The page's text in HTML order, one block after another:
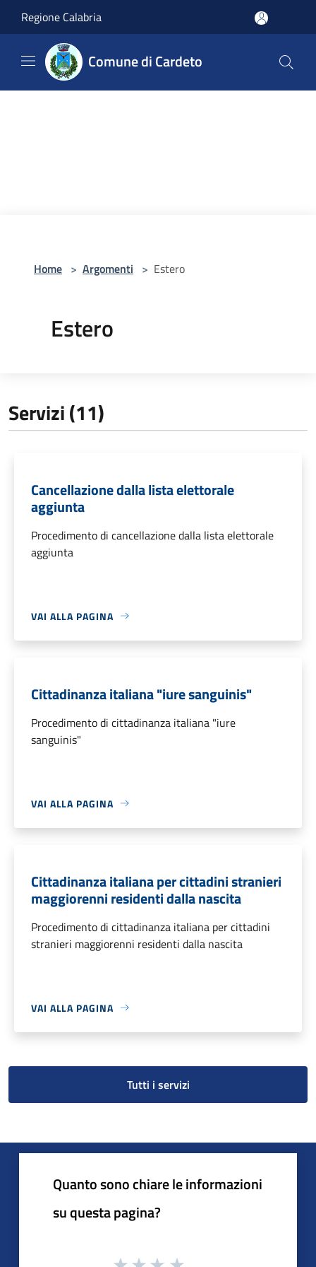
Regione Calabria
Comune di Cardeto
Home > Argomenti > Estero
Estero
Servizi (11)
Cancellazione dalla lista elettorale
aggiunta
Procedimento di cancellazione dalla lista elettorale
aggiunta
VAI ALLA PAGINA
Cittadinanza italiana "iure sanguinis"
Procedimento di cittadinanza italiana "iure
sanguinis"
VAI ALLA PAGINA
Cittadinanza italiana per cittadini stranieri
maggiorenni residenti dalla nascita
Procedimento di cittadinanza italiana per cittadini
stranieri maggiorenni residenti dalla nascita
VAI ALLA PAGINA
Tutti i servizi
Quanto sono chiare le informazioni
su questa pagina?